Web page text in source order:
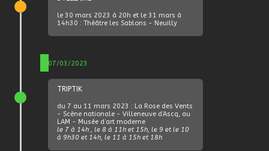
le 30 mars 2023 à 20h et le 31 mars à
14h30 : Théâtre les Sablons - Neuilly
07/03/2023
TRIPTIK
du 7 au 11 mars 2023 : La Rose des Vents
- Scène nationale - Villeneuve d’Ascq, au
LAM - Musée d’art moderne
le 7 à 14h , le 8 à 11h et 15h, le 9 et le 10
à 9h30 et 14h, le 11 à 15h et 18h